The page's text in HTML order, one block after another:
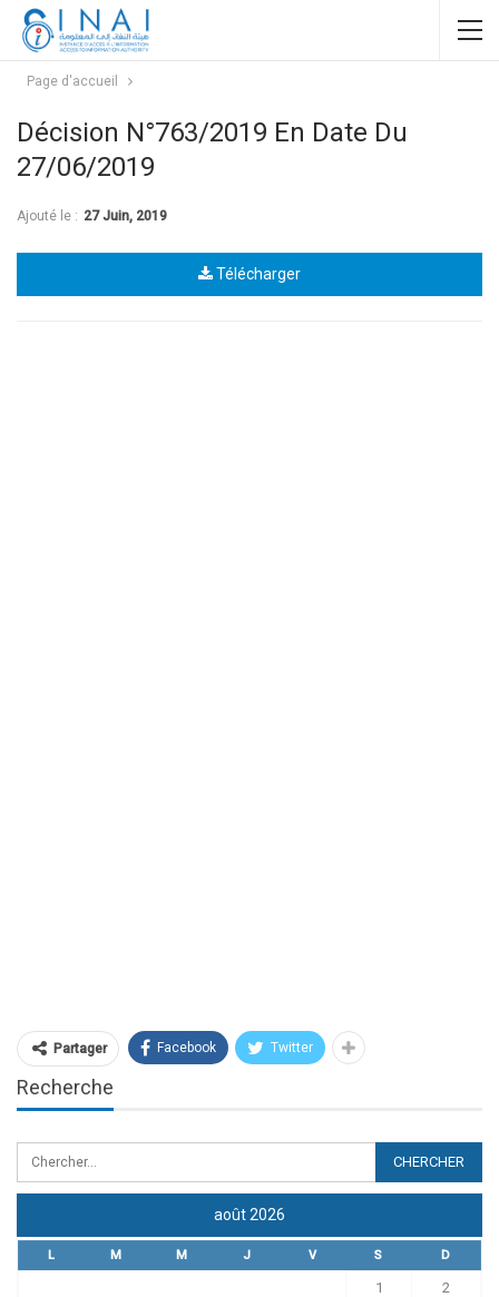
Page d'accueil
Décision N°763/2019 En Date Du
27/06/2019
Ajouté le : 27 Juin, 2019
Télécharger
Partager Facebook Twitter
Recherche
août 2026
L M M J V S D
1 2